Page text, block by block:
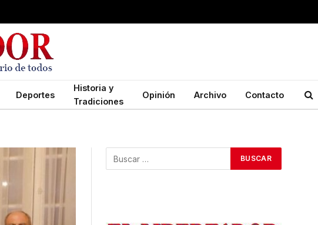
Deportes
Historia y
Tradiciones
Opinión Archivo Contacto